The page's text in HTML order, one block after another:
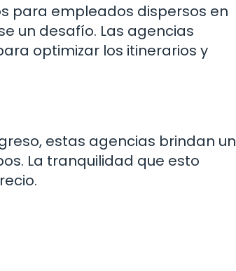
para empleados dispersos en
un desafío. Las agencias
optimizar los itinerarios y
estas agencias brindan un
La tranquilidad que esto